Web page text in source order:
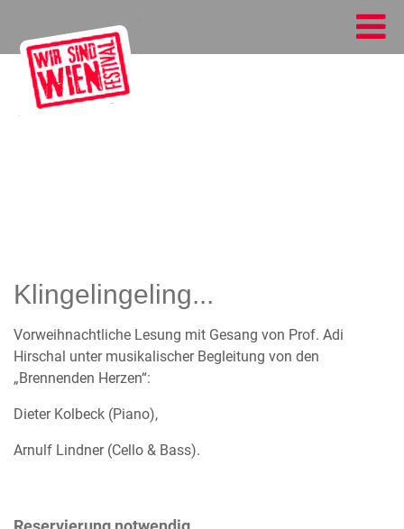
Klingelingeling...
Vorweihnachtliche Lesung mit Gesang von Prof. Adi
Hirschal unter musikalischer Begleitung von den
„Brennenden Herzen“:
Dieter Kolbeck (Piano),
Arnulf Lindner (Cello & Bass).